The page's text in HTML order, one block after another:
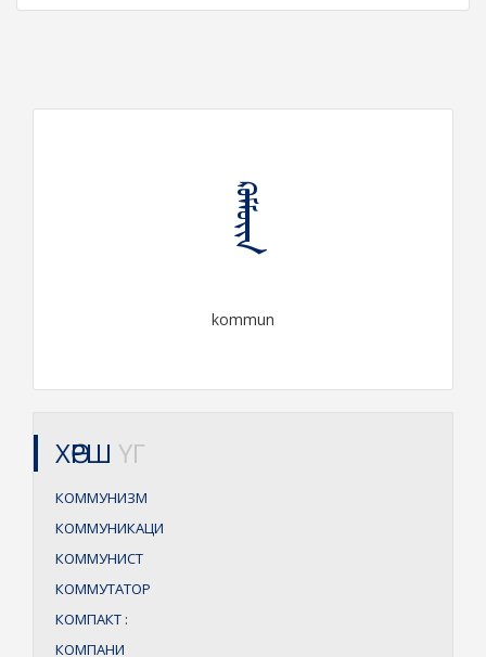
ᠺᠣᠮᠮᠦᠢᠨ
kommun
ХӨРШ ҮГ
КОММУНИЗМ
КОММУНИКАЦИ
КОММУНИСТ
КОММУТАТОР
КОМПАКТ :
КОМПАНИ